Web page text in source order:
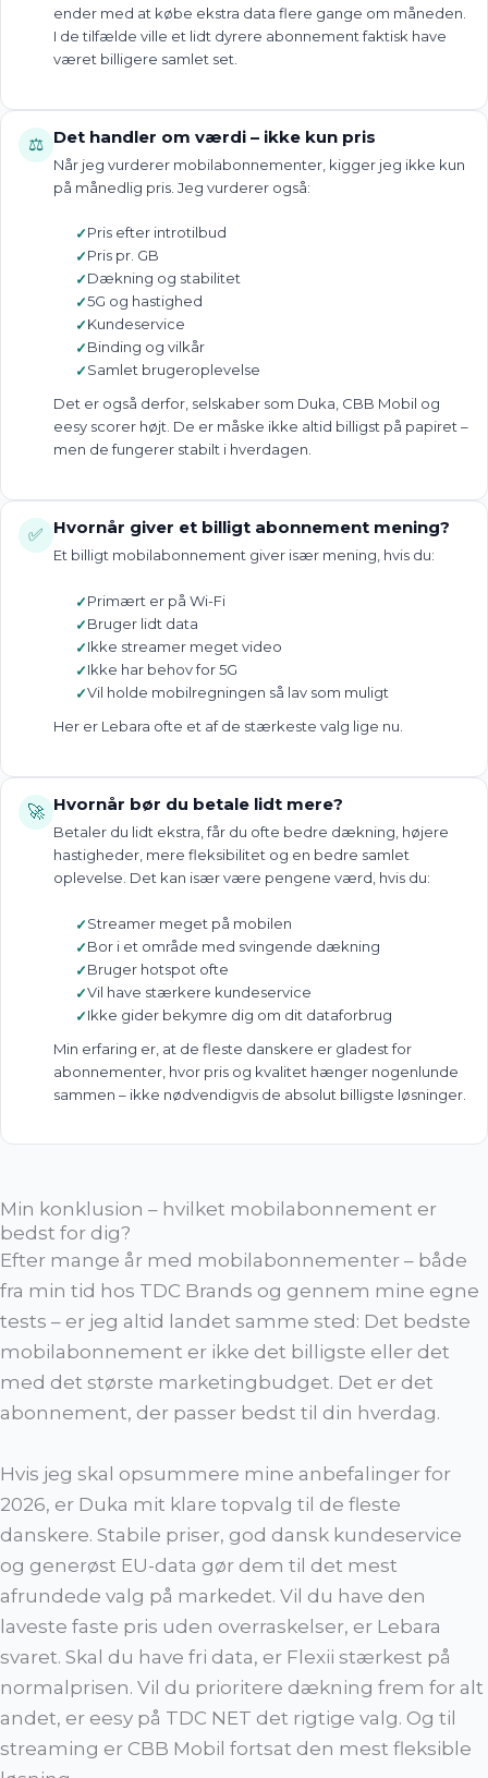
ender med at købe ekstra data flere gange om måneden.
I de tilfælde ville et lidt dyrere abonnement faktisk have
været billigere samlet set.
⚖️ Det handler om værdi – ikke kun pris
Når jeg vurderer mobilabonnementer, kigger jeg ikke kun
på månedlig pris. Jeg vurderer også:
Pris efter introtilbud
Pris pr. GB
Dækning og stabilitet
5G og hastighed
Kundeservice
Binding og vilkår
Samlet brugeroplevelse
Det er også derfor, selskaber som Duka, CBB Mobil og
eesy scorer højt. De er måske ikke altid billigst på papiret –
men de fungerer stabilt i hverdagen.
✅ Hvornår giver et billigt abonnement mening?
Et billigt mobilabonnement giver især mening, hvis du:
Primært er på Wi-Fi
Bruger lidt data
Ikke streamer meget video
Ikke har behov for 5G
Vil holde mobilregningen så lav som muligt
Her er Lebara ofte et af de stærkeste valg lige nu.
🚀 Hvornår bør du betale lidt mere?
Betaler du lidt ekstra, får du ofte bedre dækning, højere
hastigheder, mere fleksibilitet og en bedre samlet
oplevelse. Det kan især være pengene værd, hvis du:
Streamer meget på mobilen
Bor i et område med svingende dækning
Bruger hotspot ofte
Vil have stærkere kundeservice
Ikke gider bekymre dig om dit dataforbrug
Min erfaring er, at de fleste danskere er gladest for
abonnementer, hvor pris og kvalitet hænger nogenlunde
sammen – ikke nødvendigvis de absolut billigste løsninger.
Min konklusion – hvilket mobilabonnement er
bedst for dig?
Efter mange år med mobilabonnementer – både
fra min tid hos TDC Brands og gennem mine egne
tests – er jeg altid landet samme sted: Det bedste
mobilabonnement er ikke det billigste eller det
med det største marketingbudget. Det er det
abonnement, der passer bedst til din hverdag.
Hvis jeg skal opsummere mine anbefalinger for
2026, er Duka mit klare topvalg til de fleste
danskere. Stabile priser, god dansk kundeservice
og generøst EU-data gør dem til det mest
afrundede valg på markedet. Vil du have den
laveste faste pris uden overraskelser, er Lebara
svaret. Skal du have fri data, er Flexii stærkest på
normalprisen. Vil du prioritere dækning frem for alt
andet, er eesy på TDC NET det rigtige valg. Og til
streaming er CBB Mobil fortsat den mest fleksible